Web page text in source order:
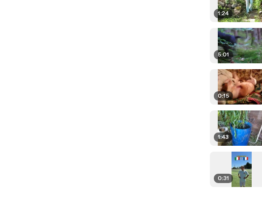
1:24
5:01
0:15
1:43
0:31